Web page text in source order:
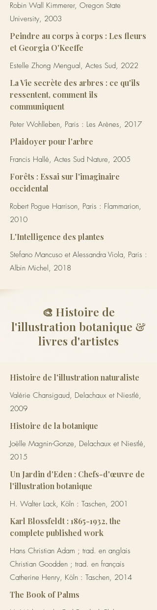
Robin Wall Kimmerer, Oregon State
University, 2003
Peindre au corps à corps : Les fleurs
et Georgia O'Keeffe
Estelle Zhong Mengual, Actes Sud, 2022
La Vie secrète des arbres : ce qu'ils
ressentent, comment ils
communiquent
Peter Wohlleben, Paris : Les Arènes, 2017
Plaidoyer pour l'arbre
Francis Hallé, Actes Sud Nature, 2005
Forêts : Essai sur l'imaginaire
occidental
Robert Pogue Harrison, Paris : Flammarion,
2010
L'Intelligence des plantes
Stefano Mancuso et Alessandra Viola, Paris :
Albin Michel, 2018
🎨 Histoire de
l'illustration botanique &
livres d'artistes
Histoire de l'illustration naturaliste
Valérie Chansigaud, Delachaux et Niestlé,
2009
Histoire de la botanique
Joëlle Magnin-Gonze, Delachaux et Niestlé,
2015
Un Jardin d'Eden : Chefs-d'œuvre de
l'illustration botanique
H. Walter Lack, Köln : Taschen, 2001
Karl Blossfeldt : 1865-1932, the
complete published work
Hans Christian Adam ; trad. en anglais
Christian Goodden ; trad. en français
Catherine Henry, Köln : Taschen, 2014
The Book of Palms